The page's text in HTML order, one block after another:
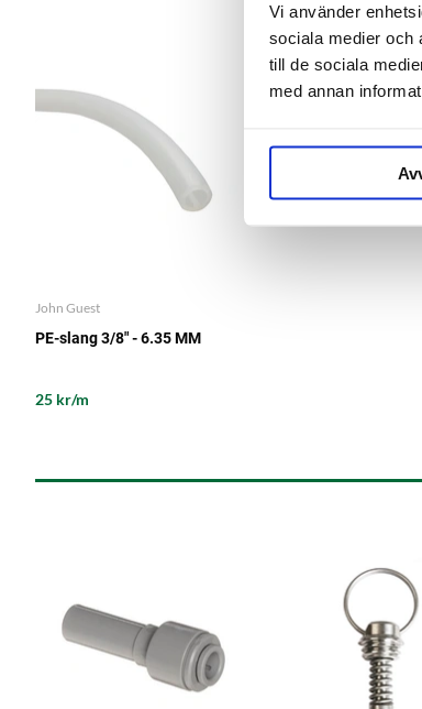
Vi använder
sociala medier och
till de sociala
med annan
John Guest
PE-slang 3/8" - 6.35 MM
25 kr/m